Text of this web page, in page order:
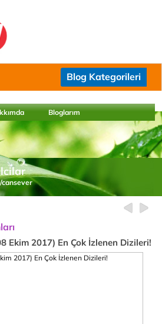
Blog Kategorileri
Bloglarım
Ekim 2017) En Çok İzlenen Dizileri!